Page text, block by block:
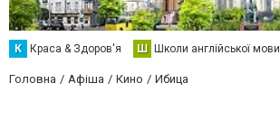
К Краса & Здоров'я Ш Школи англійської мови
Головна Афіша Кино Ибица